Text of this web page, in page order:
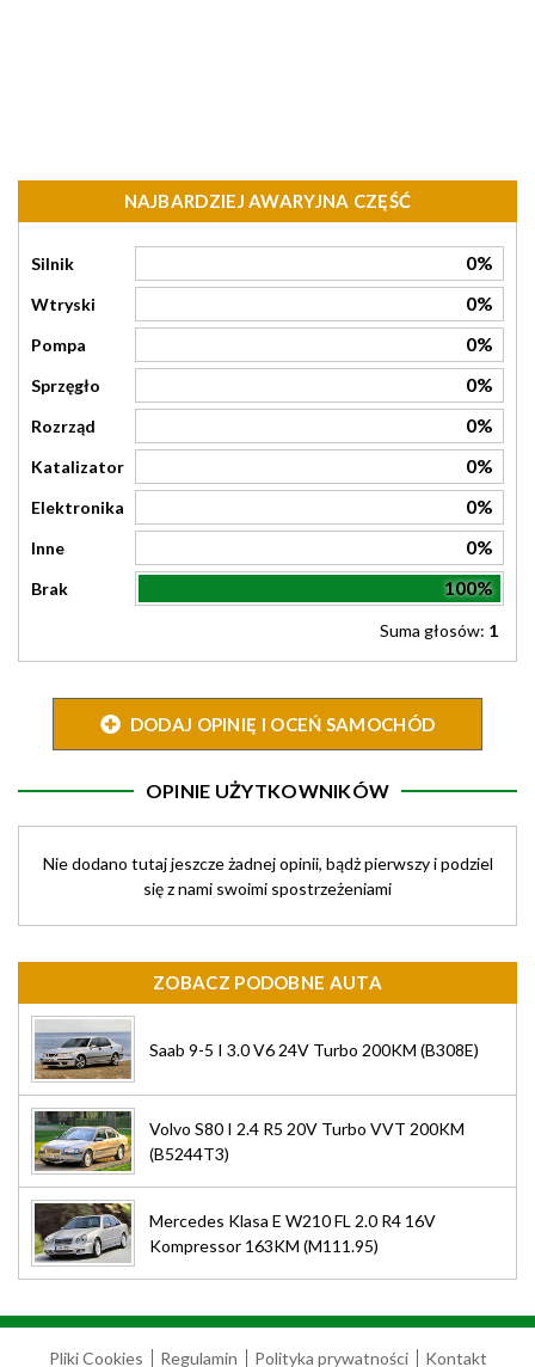
NAJBARDZIEJ AWARYJNA CZĘŚĆ
Silnik 0%
Wtryski 0%
Pompa 0%
Sprzęgło 0%
Rozrząd 0%
Katalizator 0%
Elektronika 0%
Inne 0%
Brak 100%
Suma głosów: 1
DODAJ OPINIĘ I OCEŃ SAMOCHÓD
OPINIE UŻYTKOWNIKÓW
Nie dodano tutaj jeszcze żadnej opinii, bądż pierwszy i podziel
się z nami swoimi spostrzeżeniami
ZOBACZ PODOBNE AUTA
Saab 9-5 I 3.0 V6 24V Turbo 200KM (B308E)
Volvo S80 I 2.4 R5 20V Turbo VVT 200KM
(B5244T3)
Mercedes Klasa E W210 FL 2.0 R4 16V
Kompressor 163KM (M111.95)
Pliki Cookies Regulamin Polityka prywatności Kontakt